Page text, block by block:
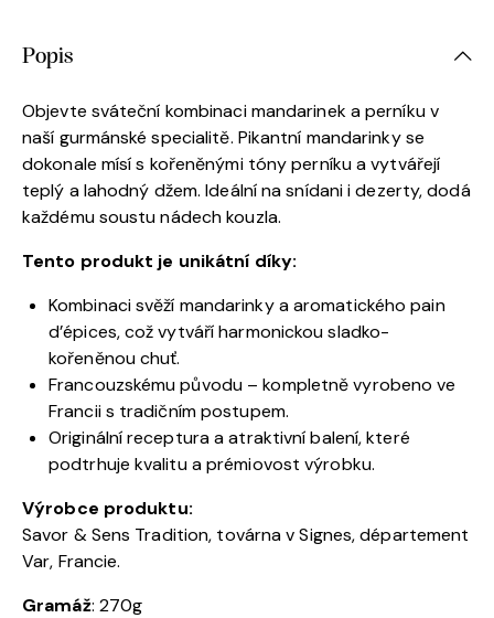
Popis
Objevte sváteční kombinaci mandarinek a perníku v
naší gurmánské specialitě. Pikantní mandarinky se
dokonale mísí s kořeněnými tóny perníku a vytvářejí
teplý a lahodný džem. Ideální na snídani i dezerty, dodá
každému soustu nádech kouzla.
Tento produkt je unikátní díky:
Kombinaci svěží mandarinky a aromatického pain
d’épices, což vytváří harmonickou sladko-
kořeněnou chuť.
Francouzskému původu – kompletně vyrobeno ve
Francii s tradičním postupem.
Originální receptura a atraktivní balení, které
podtrhuje kvalitu a prémiovost výrobku.
Výrobce produktu:
Savor & Sens Tradition, továrna v Signes, département
Var, Francie.
Gramáž: 270g